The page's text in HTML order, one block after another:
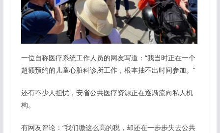
一位自称医疗系统工作人员的网友写道：“我当时正在一个
超额预约的儿童心脏科诊所工作，根本抽不出时间参加。”
还有不少人担忧，安省公共医疗资源正在逐渐流向私人机
构。
有网友评论：“我们缴这么高的税，却还在一步步失去公共